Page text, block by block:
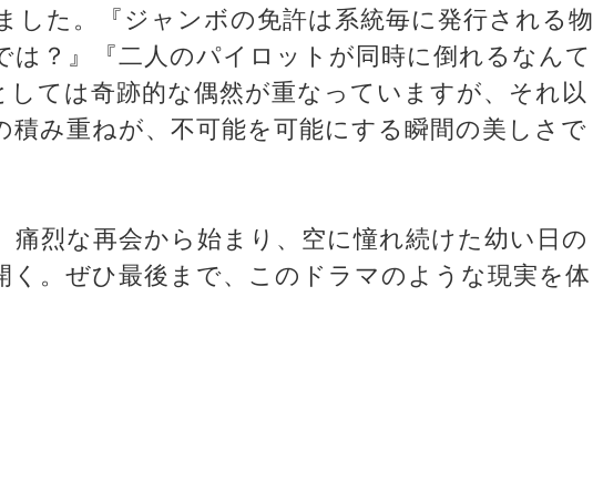
した。『ジャンボの免許は系統毎に発行される物
は？』『二人のパイロットが同時に倒れるなんて
ては奇跡的な偶然が重なっていますが、それ以
積み重ねが、不可能を可能にする瞬間の美しさで
痛烈な再会から始まり、空に憧れ続けた幼い日の
く。ぜひ最後まで、このドラマのような現実を体